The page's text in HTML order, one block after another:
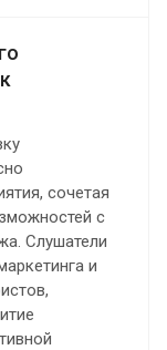
сочетая
с
Слушатели
и